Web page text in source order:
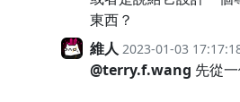
東西？
維人 2023-01-03
@terry.f.wang 先從